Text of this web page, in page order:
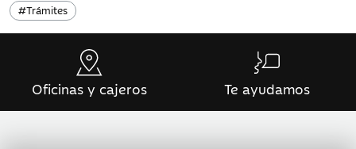
Trámites
#
Oficinas y cajeros Te ayudamos